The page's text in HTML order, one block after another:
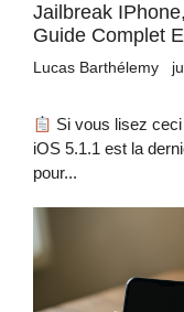
Jailbreak
Guide Complet
Lucas Barthélemy
Si vous lisez
iOS 5.1.1 est la
pour...